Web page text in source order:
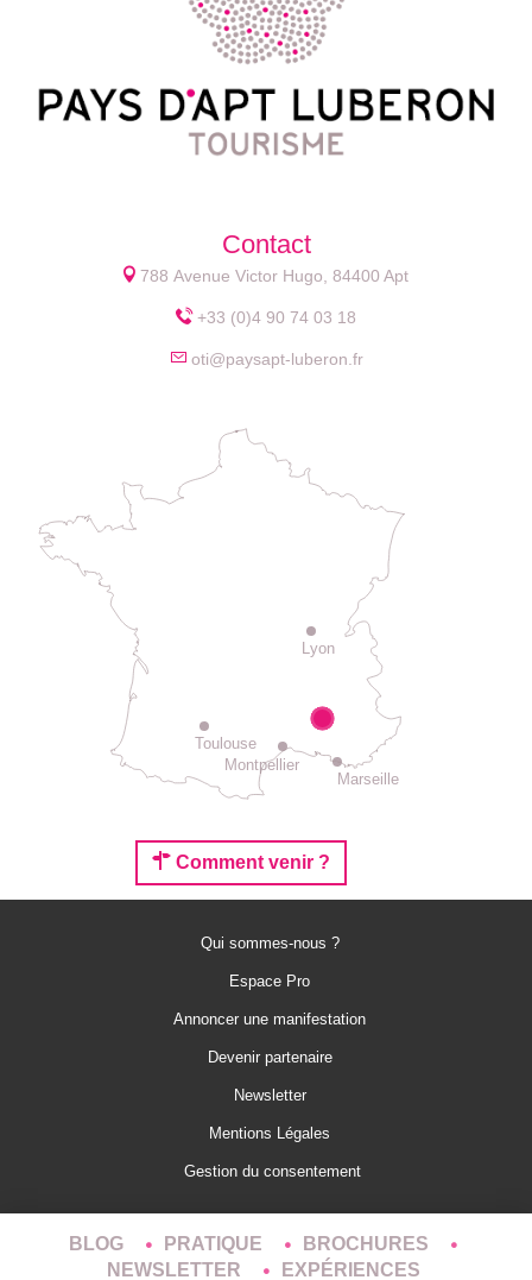
Contact
788 Avenue Victor Hugo, 84400 Apt
+33 (0)4 90 74 03 18
oti@paysapt-luberon.fr
Lyon
Montpellier
Toulouse
Marseille
Comment venir ?
Qui sommes-nous ?
Espace Pro
Annoncer une manifestation
Devenir partenaire
Newsletter
Mentions Légales
Gestion du consentement
BLOG PRATIQUE
BROCHURES
NEWSLETTER
EXPÉRIENCES